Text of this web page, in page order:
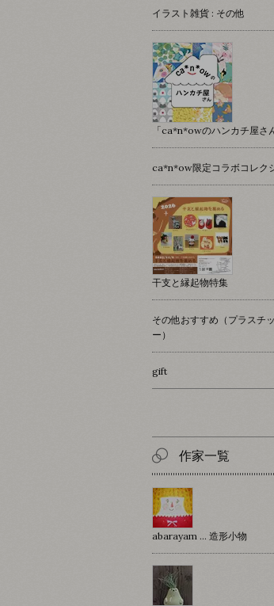
イラスト雑貨 : その他
「ca*n*owのハンカチ屋さ
ca*n*ow限定コラボコレク
干支と縁起物特集
その他おすすめ（プラスチ
ー）
gift
作家一覧
abarayam … 造形小物